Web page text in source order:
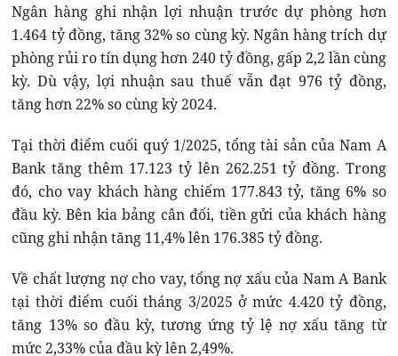
Ngân hàng ghi nhận lợi nhuận trước dự phòng hơn
1.464 tỷ đồng, tăng 32% so cùng kỳ. Ngân hàng trích dự
phòng rủi ro tín dụng hơn 240 tỷ đồng, gấp 2,2 lần cùng
kỳ. Dù vậy, lợi nhuận sau thuế vẫn đạt 976 tỷ đồng,
tăng hơn 22% so cùng kỳ 2024.
Tại thời điểm cuối quý 1/2025, tổng tài sản của Nam A
Bank tăng thêm 17.123 tỷ lên 262.251 tỷ đồng. Trong
đó, cho vay khách hàng chiếm 177.843 tỷ, tăng 6% so
đầu kỳ. Bên kia bảng cân đối, tiền gửi của khách hàng
cũng ghi nhận tăng 11,4% lên 176.385 tỷ đồng.
Về chất lượng nợ cho vay, tổng nợ xấu của Nam A Bank
tại thời điểm cuối tháng 3/2025 ở mức 4.420 tỷ đồng,
tăng 13% so đầu kỳ, tương ứng tỷ lệ nợ xấu tăng từ
mức 2,33% của đầu kỳ lên 2,49%.